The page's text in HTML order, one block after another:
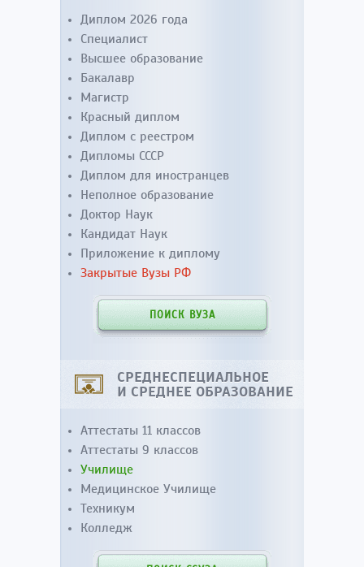
Диплом 2026 года
Специалист
Высшее образование
Бакалавр
Магистр
Красный диплом
Диплом с реестром
Дипломы СССР
Диплом для иностранцев
Неполное образование
Доктор Наук
Кандидат Наук
Приложение к диплому
Закрытые Вузы РФ
ПОИСК ВУЗА
СРЕДНЕСПЕЦИАЛЬНОЕ
И СРЕДНЕЕ ОБРАЗОВАНИЕ
Аттестаты 11 классов
Аттестаты 9 классов
Училище
Медицинское Училище
Техникум
Колледж